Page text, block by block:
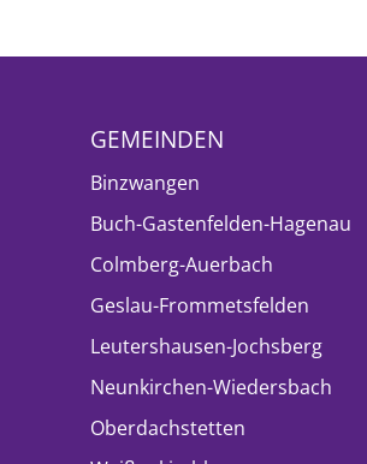
GEMEINDEN
Binzwangen
Buch-Gastenfelden-Hagenau
Colmberg-Auerbach
Geslau-Frommetsfelden
Leutershausen-Jochsberg
Neunkirchen-Wiedersbach
Oberdachstetten